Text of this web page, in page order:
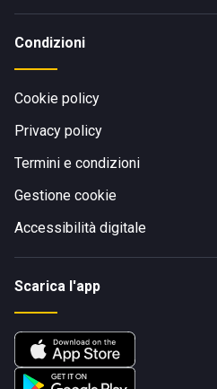
Condizioni
Cookie policy
Privacy policy
Termini e condizioni
Gestione cookie
Accessibilità digitale
Scarica l'app